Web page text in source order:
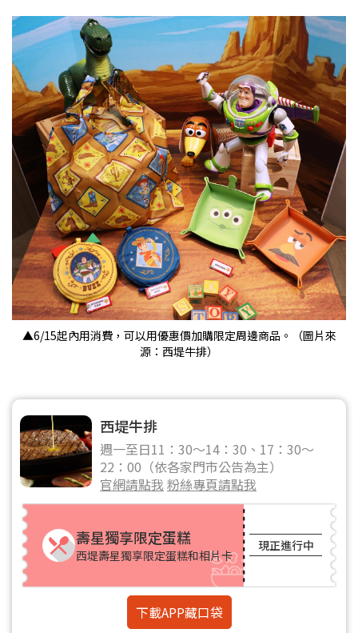
▲6/15起內用消費，可以用優惠價加購限定周邊商品。（圖片來
源：西堤牛排）
西堤牛排
週一至日11：30～14：30、17：30～
22：00（依各家門市公告為主）
官網請點我 粉絲專頁請點我
壽星獨享限定蛋糕
西堤壽星獨享限定蛋糕和相片卡
現正進行中
下載APP藏口袋